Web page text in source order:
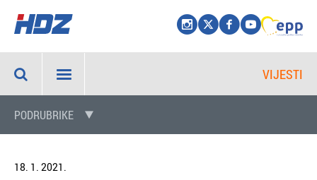
VIJESTI
PODRUBRIKE
18. 1. 2021.